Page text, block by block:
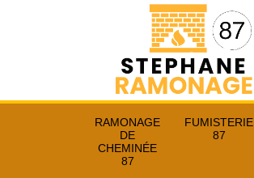
RAMONAGE
DE
CHEMINÉE
87
FUMISTERIE
87